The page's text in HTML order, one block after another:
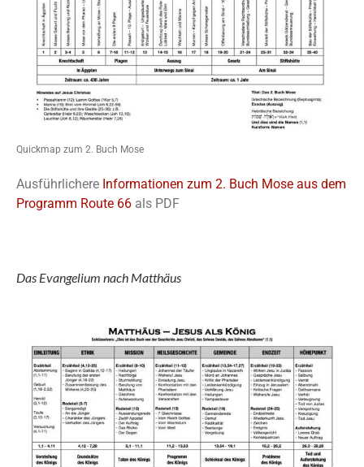
Quickmap zum 2. Buch Mose
Ausführlichere Informationen zum 2. Buch Mose aus dem
Programm Route 66 als PDF
Das Evangelium nach Matthäus